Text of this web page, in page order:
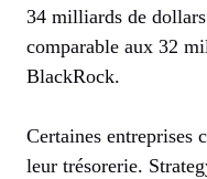
34 milliards de
comparable aux 32
BlackRock.
Certaines entreprises
leur trésorerie.